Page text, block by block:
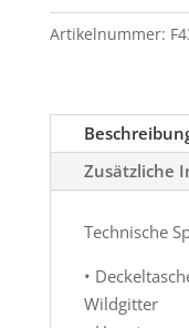
Artikelnummer:
Zusätzliche
Technische
•
Wildgitter